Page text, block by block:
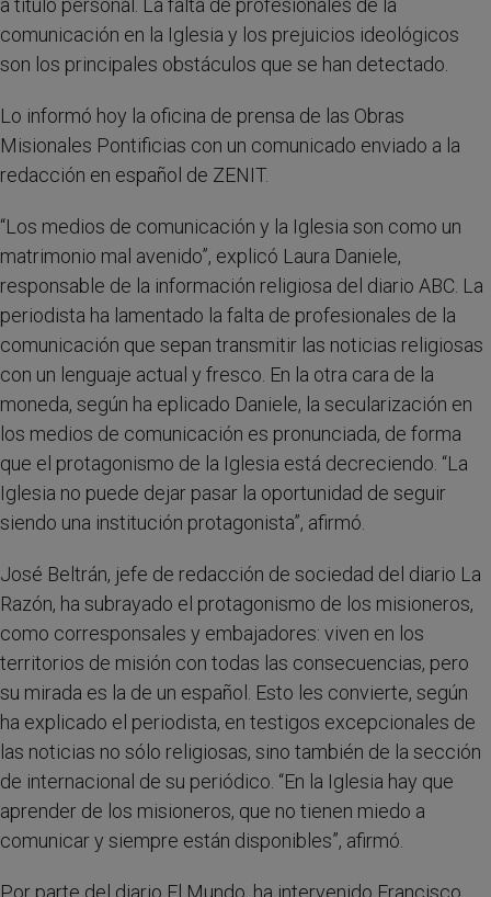
a título personal. La falta de profesionales de la
comunicación en la Iglesia y los prejuicios ideológicos
son los principales obstáculos que se han detectado.
Lo informó hoy la oficina de prensa de las Obras
Misionales Pontificias con un comunicado enviado a la
redacción en español de ZENIT.
“Los medios de comunicación y la Iglesia son como un
matrimonio mal avenido”, explicó Laura Daniele,
responsable de la información religiosa del diario ABC. La
periodista ha lamentado la falta de profesionales de la
comunicación que sepan transmitir las noticias religiosas
con un lenguaje actual y fresco. En la otra cara de la
moneda, según ha eplicado Daniele, la secularización en
los medios de comunicación es pronunciada, de forma
que el protagonismo de la Iglesia está decreciendo. “La
Iglesia no puede dejar pasar la oportunidad de seguir
siendo una institución protagonista”, afirmó.
José Beltrán, jefe de redacción de sociedad del diario La
Razón, ha subrayado el protagonismo de los misioneros,
como corresponsales y embajadores: viven en los
territorios de misión con todas las consecuencias, pero
su mirada es la de un español. Esto les convierte, según
ha explicado el periodista, en testigos excepcionales de
las noticias no sólo religiosas, sino también de la sección
de internacional de su periódico. “En la Iglesia hay que
aprender de los misioneros, que no tienen miedo a
comunicar y siempre están disponibles”, afirmó.
Por parte del diario El Mundo, ha intervenido Francisco